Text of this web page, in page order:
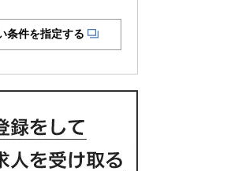
条件を指定する